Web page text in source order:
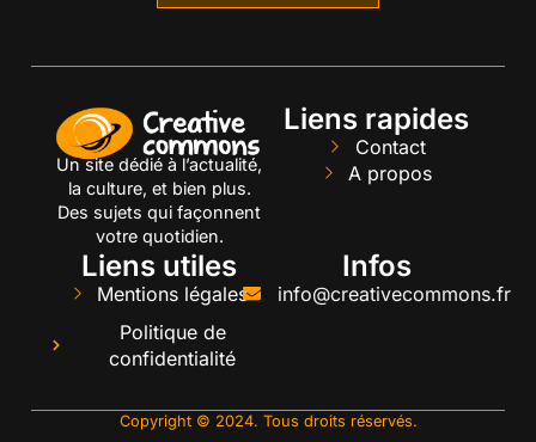
Un site dédié à l’actualité,
la culture, et bien plus.
Des sujets qui façonnent
votre quotidien.
Liens rapides
Contact
A propos
Liens utiles
Mentions légales
Politique de
confidentialité
Infos
info@creativecommons.fr
Copyright © 2024. Tous droits réservés.